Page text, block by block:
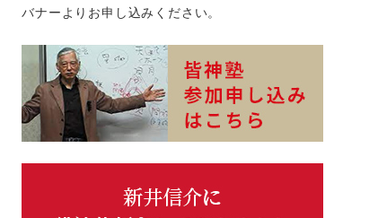
バナーよりお申し込みください。